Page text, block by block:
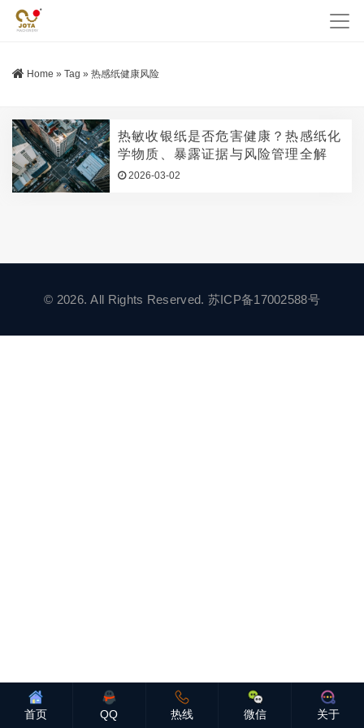
Home » Tag » 热感纸健康风险
热敏收银纸是否危害健康？热感纸化
学物质、暴露证据与风险管理全解
2026-03-02
© 2026. All Rights Reserved. 苏ICP备17002588号
首页 QQ 热线 微信 关于